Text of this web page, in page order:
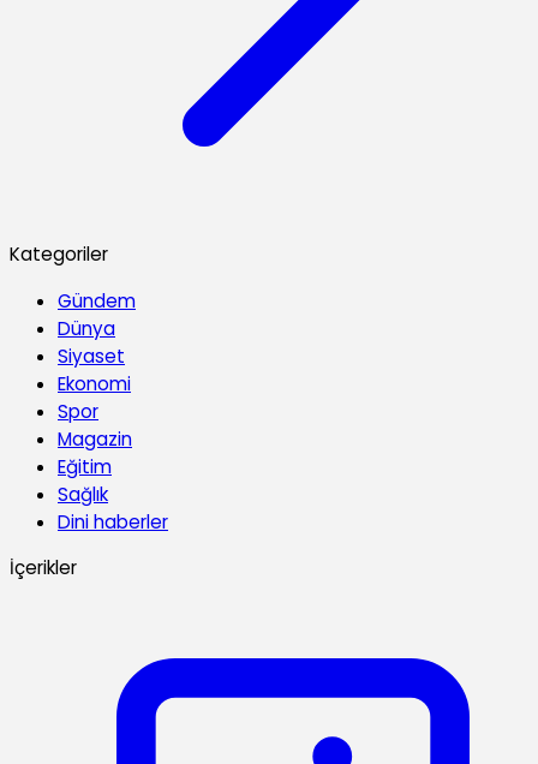
Kategoriler
Gündem
Dünya
Siyaset
Ekonomi
Spor
Magazin
Eğitim
Sağlık
Dini haberler
İçerikler